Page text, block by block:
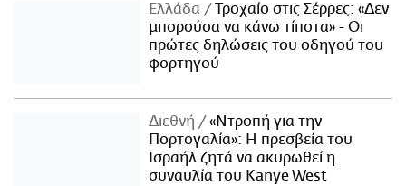
Ελλάδα
Τροχαίο στις Σέρρες: «Δεν
μπορούσα να κάνω τίποτα» - Οι
πρώτες δηλώσεις του οδηγού του
φορτηγού
Διεθνή
«Ντροπή για την
Πορτογαλία»: Η πρεσβεία του
Ισραήλ ζητά να ακυρωθεί η
συναυλία του Kanye West